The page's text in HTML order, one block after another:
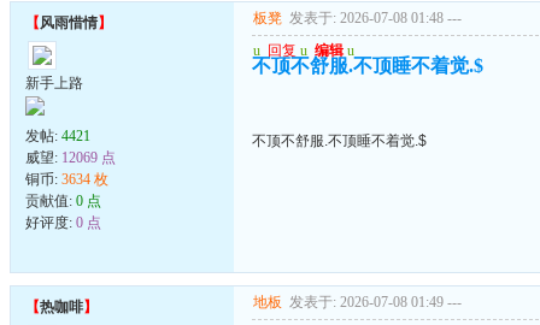
【风雨惜情】
新手上路
发帖: 4421
威望: 12069 点
铜币: 3634 枚
贡献值: 0 点
好评度: 0 点
板凳 发表于: 2026-07-08 01:48 ---
u 回复 u 编辑 u
不顶不舒服.不顶睡不着觉.$
不顶不舒服.不顶睡不着觉.$
【热咖啡】 地板 发表于: 2026-07-08 01:49 ---